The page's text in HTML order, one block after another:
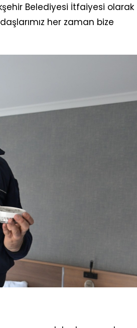
Belediyesi İtfaiyesi olarak
her zaman bize